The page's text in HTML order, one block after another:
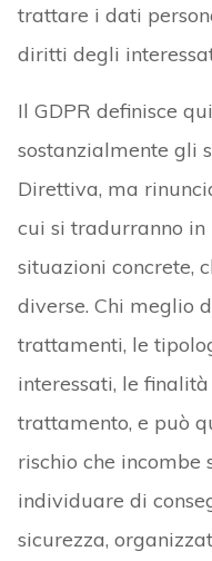
trattare i dati
diritti degli
Il GDPR definisce
sostanzialmente gli
Direttiva, ma
cui si tradurranno
situazioni concrete,
diverse. Chi meglio
trattamenti, le
interessati, le
trattamento, e può
rischio che incombe
individuare di
sicurezza,